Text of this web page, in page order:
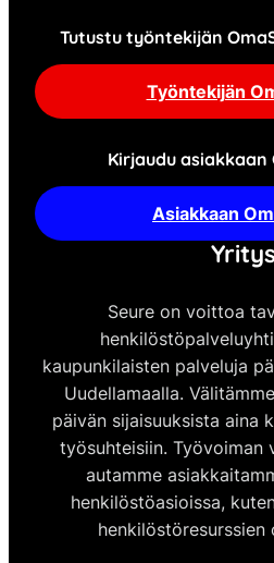
Tutustu työntekijän
Työntekijän
Kirjaudu asiakkaan
Asiakkaan
Yritys
Seure on voittoa
kaupunkilaisten palveluja
Uudellamaalla.
päivän sijaisuuksista aina
työsuhteisiin. Työvoiman
autamme
henkilöstöasioissa,
henkilöstöresurssien